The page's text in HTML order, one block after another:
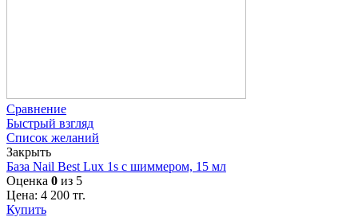
Сравнение
Быстрый взгляд
Список желаний
Закрыть
База Nail Best Lux 1s с шиммером, 15 мл
Оценка 0 из 5
Цена: 4 200 тг.
Купить